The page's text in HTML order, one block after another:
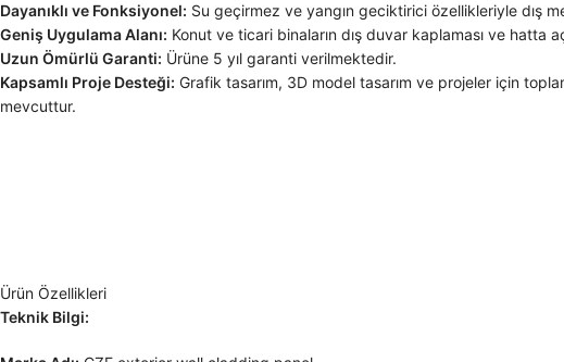
Dayanıklı ve Fonksiyonel: Su geçirmez ve yangın geciktirici özellikleriyle dış
Geniş Uygulama Alanı: Konut ve ticari binaların dış duvar kaplaması ve hatta
Uzun Ömürlü Garanti: Ürüne 5 yıl garanti verilmektedir.
Kapsamlı Proje Desteği: Grafik tasarım, 3D model tasarım ve projeler için
mevcuttur.
Ürün Özellikleri
Teknik Bilgi: